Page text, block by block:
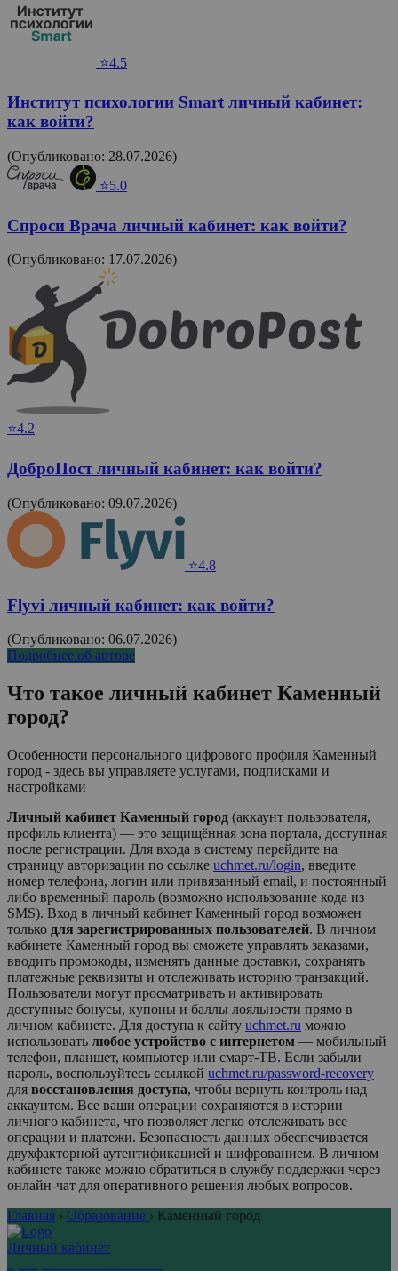
⭐4.5
Институт психологии Smart личный кабинет:
как войти?
(Опубликовано: 28.07.2026)
⭐5.0
Спроси Врача личный кабинет: как войти?
(Опубликовано: 17.07.2026)
⭐4.2
ДоброПост личный кабинет: как войти?
(Опубликовано: 09.07.2026)
⭐4.8
Flyvi личный кабинет: как войти?
(Опубликовано: 06.07.2026)
Подробнее об авторе
Что такое личный кабинет Каменный
город?
Особенности персонального цифрового профиля Каменный
город - здесь вы управляете услугами, подписками и
настройками
Личный кабинет Каменный город (аккаунт пользователя,
профиль клиента) — это защищённая зона портала, доступная
после регистрации. Для входа в систему перейдите на
страницу авторизации по ссылке uchmet.ru/login, введите
номер телефона, логин или привязанный email, и постоянный
либо временный пароль (возможно использование кода из
SMS). Вход в личный кабинет Каменный город возможен
только для зарегистрированных пользователей. В личном
кабинете Каменный город вы сможете управлять заказами,
вводить промокоды, изменять данные доставки, сохранять
платежные реквизиты и отслеживать историю транзакций.
Пользователи могут просматривать и активировать
доступные бонусы, купоны и баллы лояльности прямо в
личном кабинете. Для доступа к сайту uchmet.ru можно
использовать любое устройство с интернетом — мобильный
телефон, планшет, компьютер или смарт-ТВ. Если забыли
пароль, воспользуйтесь ссылкой uchmet.ru/password-recovery
для восстановления доступа, чтобы вернуть контроль над
аккаунтом. Все ваши операции сохраняются в истории
личного кабинета, что позволяет легко отслеживать все
операции и платежи. Безопасность данных обеспечивается
двухфакторной аутентификацией и шифрованием. В личном
кабинете также можно обратиться в службу поддержки через
онлайн-чат для оперативного решения любых вопросов.
Главная › Образование › Каменный город
Личный кабинет